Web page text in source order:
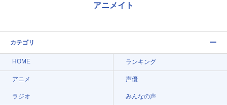
アニメイト
カテゴリ
HOME ランキング
アニメ 声優
ラジオ みんなの声